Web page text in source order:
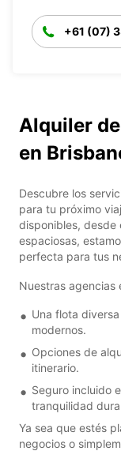
+61 (07)
Alquiler
en
Descubre los
para tu próximo
disponibles, desde
espaciosas,
perfecta para tus
Nuestras agencias
Una flota
modernos.
Opciones de
itinerario.
Seguro incluido
tranquilidad
Ya sea que estés
negocios o